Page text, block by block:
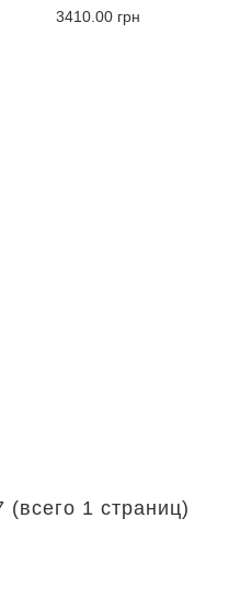
3410.00 грн
(всего 1 страниц)